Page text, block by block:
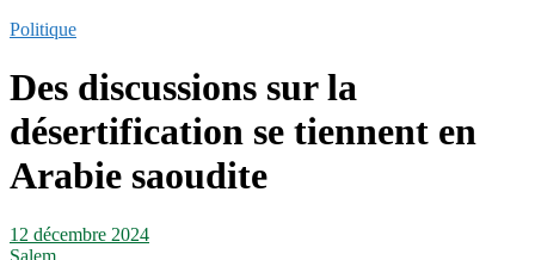
Politique
Des discussions sur la
désertification se tiennent en
Arabie saoudite
12 décembre 2024
Salem